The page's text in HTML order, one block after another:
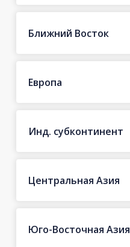
Ближний Восток
Европа
Инд. субконтинент
Центральная Азия
Юго-Восточная Азия